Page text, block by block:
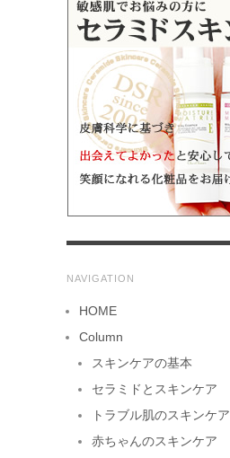
NAVIGATION
HOME
Column
スキンケアの基本
セラミドとスキンケア
トラブル肌のスキンケア
赤ちゃんのスキンケア